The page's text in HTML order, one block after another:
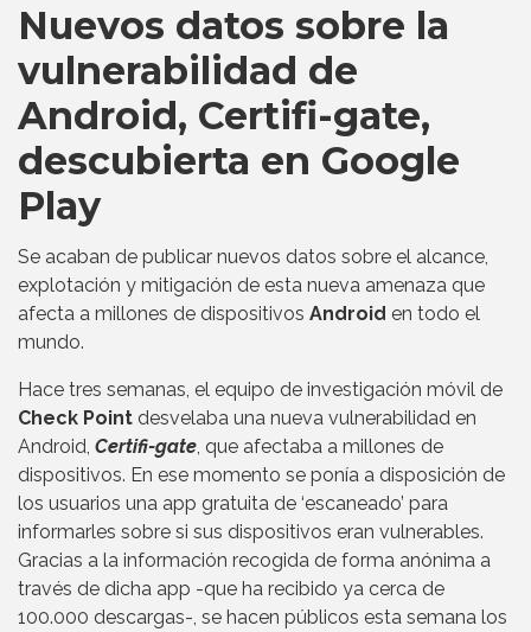
Nuevos datos sobre la
vulnerabilidad de
Android, Certifi-gate,
descubierta en Google
Play
Se acaban de publicar nuevos datos sobre el alcance,
explotación y mitigación de esta nueva amenaza que
afecta a millones de dispositivos Android en todo el
mundo.
Hace tres semanas, el equipo de investigación móvil de
Check Point desvelaba una nueva vulnerabilidad en
Android, Certifi-gate, que afectaba a millones de
dispositivos. En ese momento se ponía a disposición de
los usuarios una app gratuita de ‘escaneado’ para
informarles sobre si sus dispositivos eran vulnerables.
Gracias a la información recogida de forma anónima a
través de dicha app -que ha recibido ya cerca de
100.000 descargas-, se hacen públicos esta semana los